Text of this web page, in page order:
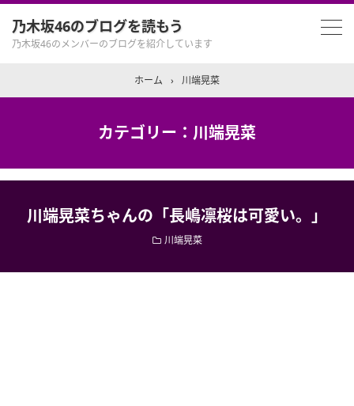
乃木坂46のブログを読もう
乃木坂46のメンバーのブログを紹介しています
ホーム › 川端晃菜
カテゴリー：川端晃菜
川端晃菜ちゃんの「長嶋凛桜は可愛い。」
川端晃菜